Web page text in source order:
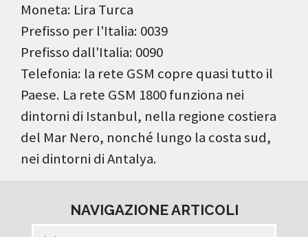
Moneta: Lira Turca
Prefisso per l'Italia: 0039
Prefisso dall'Italia: 0090
Telefonia: la rete GSM copre quasi tutto il
Paese. La rete GSM 1800 funziona nei
dintorni di Istanbul, nella regione costiera
del Mar Nero, nonché lungo la costa sud,
nei dintorni di Antalya.
NAVIGAZIONE ARTICOLI